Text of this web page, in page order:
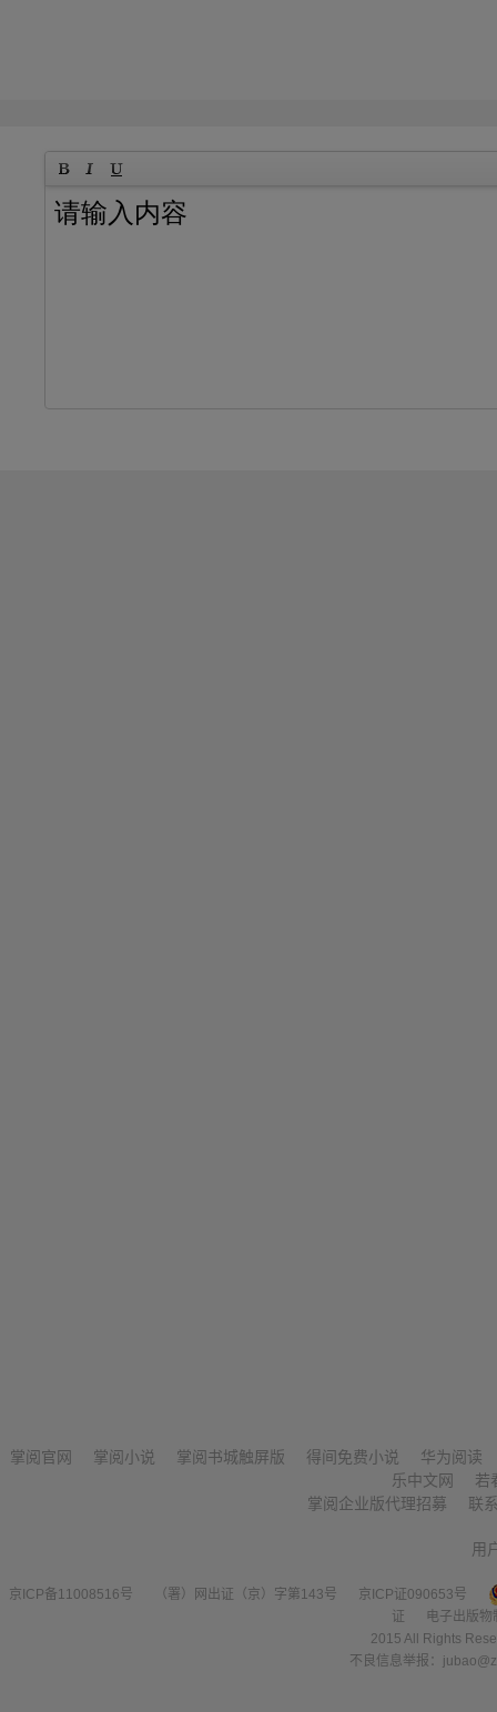
掌阅官网 掌阅小说 掌阅书城触屏版 得间免费小说
华为阅读
乐中文网
若
掌阅企业版代理招募
联
用
京ICP备11008516号 （署）网出证（京）字第143号
京ICP证090653号
证
电子出版
2015 All Rights
不良信息举报：